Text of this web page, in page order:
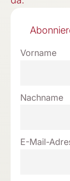
Vorname
Nachname
E-Mail-